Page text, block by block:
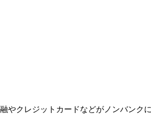
クレジットカードなどがノンバンク